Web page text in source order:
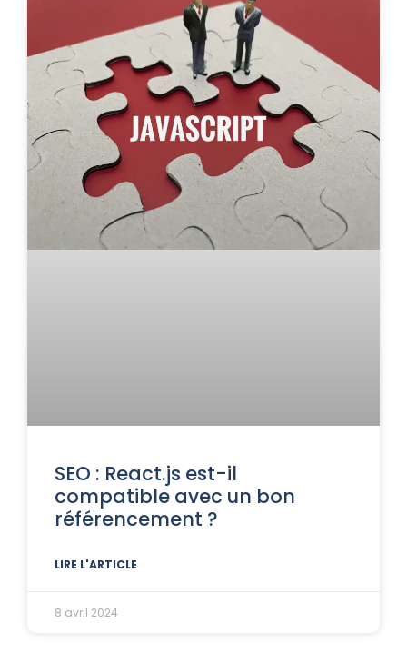
SEO : React.js est-il
compatible avec un bon
référencement ?
LIRE L'ARTICLE
8 avril 2024